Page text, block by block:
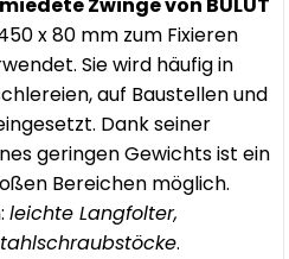
x 80 mm zum Fixieren
Sie wird häufig in
auf Baustellen und
Dank seiner
geringen Gewichts ist ein
Bereichen möglich.
leichte Langfolter,
.